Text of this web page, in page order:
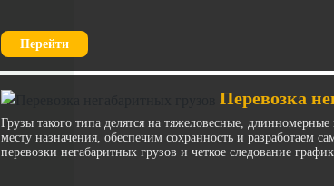
Перейти
Перевозка
Грузы такого типа делятся на тяжеловесные,
месту назначения, обеспечим сохранность и
перевозки негабаритных грузов и четкое следование